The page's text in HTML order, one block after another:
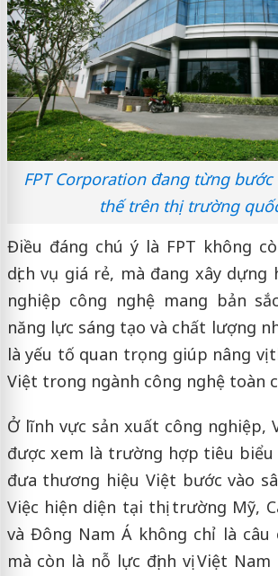
FPT Corporation đang từng
thế trên thị trường
Điều đáng chú ý là FPT không
dịch vụ giá rẻ, mà đang xây dựng
nghiệp công nghệ mang bản
năng lực sáng tạo và chất lượng
là yếu tố quan trọng giúp nâng vị
Việt trong ngành công nghệ toàn
Ở lĩnh vực sản xuất công nghiệp,
được xem là trường hợp tiêu biểu
đưa thương hiệu Việt bước vào
Việc hiện diện tại thị trường Mỹ,
và Đông Nam Á không chỉ là câu
mà còn là nỗ lực định vị Việt